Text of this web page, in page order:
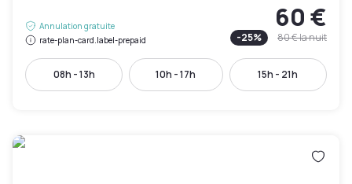
Annulation gratuite
rate-plan-card.label-prepaid
60 €
-25% 80 €la nuit
08h - 13h 10h - 17h 15h - 21h